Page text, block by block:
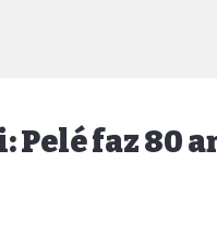
Pelé faz 80